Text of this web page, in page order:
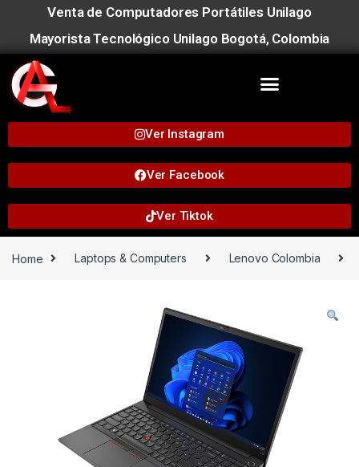
Venta de Computadores Portátiles Unilago
Mayorista Tecnológico Unilago Bogotá, Colombia
Ver Instagram
Ver Facebook
Ver Tiktok
Home Laptops & Computers Lenovo Colombia